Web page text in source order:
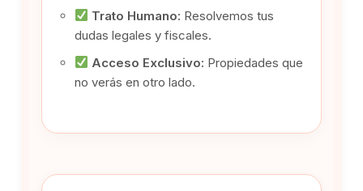
Trato Humano: Resolvemos tus
dudas legales y fiscales.
Acceso Exclusivo: Propiedades que
no verás en otro lado.